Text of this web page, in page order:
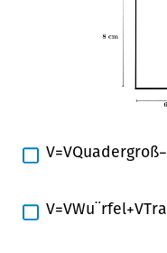
V=VQuad ergroß−
V=VWu rfel+VTra